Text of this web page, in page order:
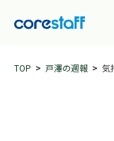
TOP 戸澤の週報 気